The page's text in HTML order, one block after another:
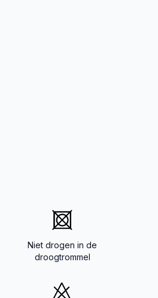
Niet drogen in de
droogtrommel